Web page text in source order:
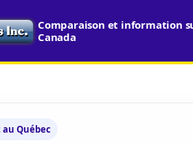
Comparaison et information
Canada
Québec